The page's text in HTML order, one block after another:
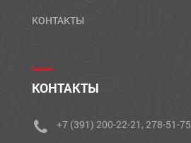
КОНТАКТЫ
КОНТАКТЫ
+7 (391) 200-22-21, 278-51-75